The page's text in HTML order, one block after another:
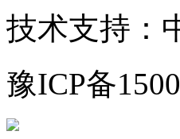
技术支持：
豫ICP备